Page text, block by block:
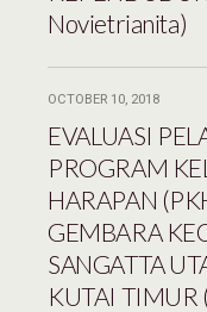
Novietrianita)
OCTOBER 10, 2018
EVALUASI
PROGRAM
HARAPAN
GEMBARA
SANGATTA
KUTAI TIMUR